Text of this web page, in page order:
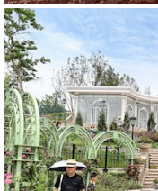
RM 586634